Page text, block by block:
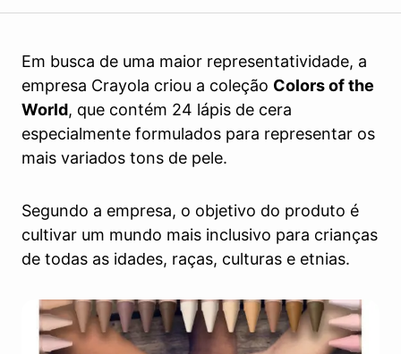
Em busca de uma maior representatividade, a
empresa Crayola criou a coleção Colors of the
World, que contém 24 lápis de cera
especialmente formulados para representar os
mais variados tons de pele.
Segundo a empresa, o objetivo do produto é
cultivar um mundo mais inclusivo para crianças
de todas as idades, raças, culturas e etnias.